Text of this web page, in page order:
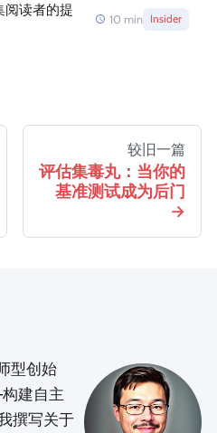
阅读者的提
10 min Insider
较旧一篇
评估集毒丸：当你的
基准测试成为后门
型创始
建自主
撰写关于